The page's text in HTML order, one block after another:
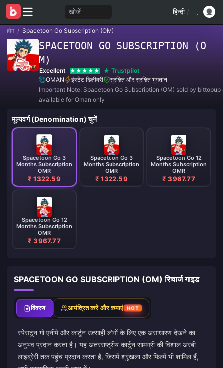
खोजें हिन्दी /
होम / Spacetoon Go Subscription (OM)
SPACETOON GO SUBSCRIPTION (O
M)
Excellent
Trustpilot
OMAN
इंस्टेंट डिलीवरी
सुरक्षित और सुरक्षित भुगतान
Important Note: Spacetoon Go Subscription (OM) sold by bittopup
available for Oman only
मूल्यवर्ग (Denomination) चुनें
Spacetoon Go 3
Months Subscription
OMR
₹ 1322.59
Spacetoon Go 3
Months Subscription
OMR
₹ 1322.59
Spacetoon Go 12
Months Subscription
OMR
₹ 3967.77
Spacetoon Go 12
Months Subscription
OMR
₹ 3967.77
SPACETOON GO SUBSCRIPTION (OM) रिचार्ज गाइड
विवरण आमंत्रित करें और कमाएं HOT
स्पेसटून गो एनीमे और कार्टून उत्साही लोगों के लिए एक असाधारण देखने का
अनुभव प्रदान करता है। यह अंतरराष्ट्रीय कार्टून सामग्री की विशाल अरबी
लाइब्रेरी तक पहुंच प्रदान करता है, जिसमें श्रृंखला और फिल्में भी शामिल हैं,